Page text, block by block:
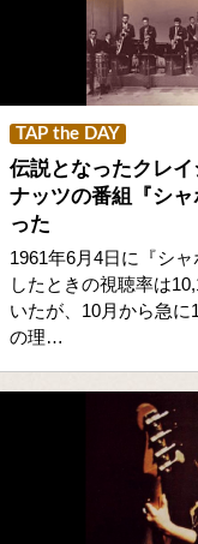
TAP the DAY
伝説となったクレ
ナッツの番組『シ
った
1961年6月4日に『シ
したときの視聴率は
いたが、10月から急
の理…